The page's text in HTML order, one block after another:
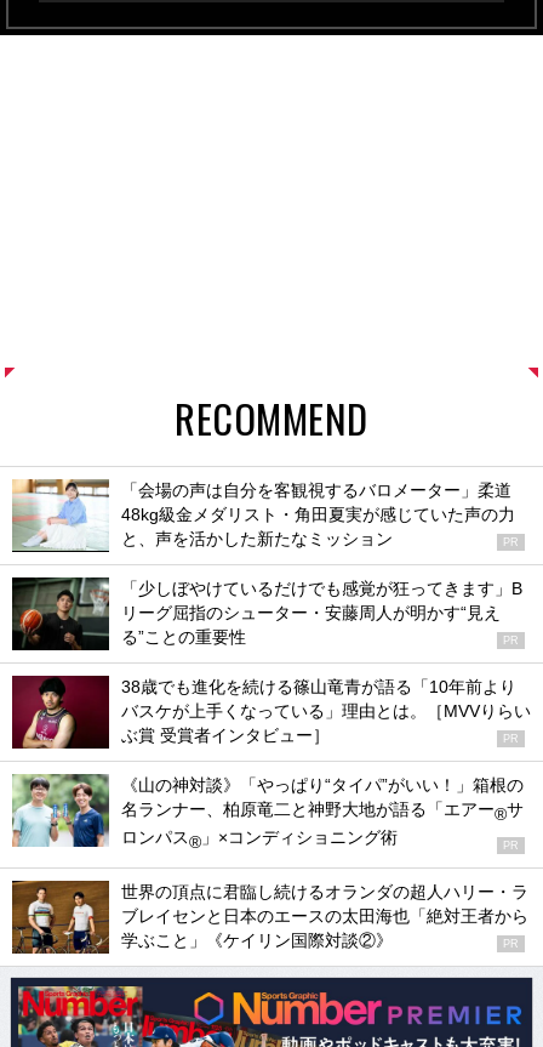
RECOMMEND
「会場の声は自分を客観視するバロメーター」柔道
48kg級金メダリスト・角田夏実が感じていた声の力
と、声を活かした新たなミッション
PR
「少しぼやけているだけでも感覚が狂ってきます」B
リーグ屈指のシューター・安藤周人が明かす“見え
る”ことの重要性
PR
38歳でも進化を続ける篠山竜青が語る「10年前より
バスケが上手くなっている」理由とは。［MVVりらい
ぶ賞 受賞者インタビュー］
PR
《山の神対談》「やっぱり“タイパ”がいい！」箱根の
名ランナー、柏原竜二と神野大地が語る「エアー®サ
ロンパス® 」×コンディショニング術 PR
世界の頂点に君臨し続けるオランダの超人ハリー・ラ
ブレイセンと日本のエースの太田海也「絶対王者から
学ぶこと」《ケイリン国際対談②》
PR